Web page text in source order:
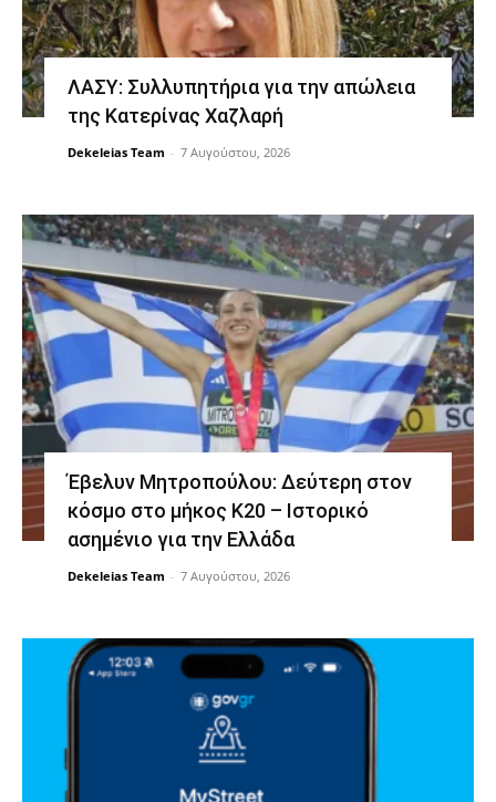
ΛΑΣΥ: Συλλυπητήρια για την απώλεια
της Κατερίνας Χαζλαρή
Dekeleias Team - 7 Αυγούστου, 2026
Έβελυν Μητροπούλου: Δεύτερη στον
κόσμο στο μήκος Κ20 – Ιστορικό
ασημένιο για την Ελλάδα
Dekeleias Team - 7 Αυγούστου, 2026